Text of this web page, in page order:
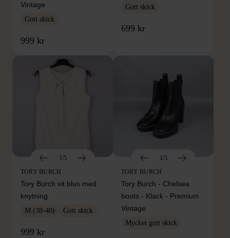
Vintage
Gott skick
999 kr
Gott skick
699 kr
1/5
TORY BURCH
Tory Burch vit blus med
knytning
M (38-40) Gott skick
999 kr
1/5
TORY BURCH
Tory Burch - Chelsea
boots - Klack - Premium
Vintage
Mycket gott skick